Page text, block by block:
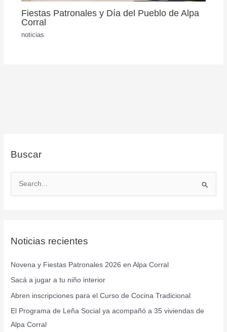
Fiestas Patronales y Día del Pueblo de Alpa
Corral
noticias
Buscar
a
p
o
r
:
Noticias recientes
Novena y Fiestas Patronales 2026 en Alpa Corral
Sacá a jugar a tu niño interior
Abren inscripciones para el Curso de Cocina Tradicional
El Programa de Leña Social ya acompañó a 35 viviendas de
Alpa Corral